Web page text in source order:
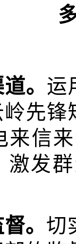
。 运
先锋
来信
激发
。 切